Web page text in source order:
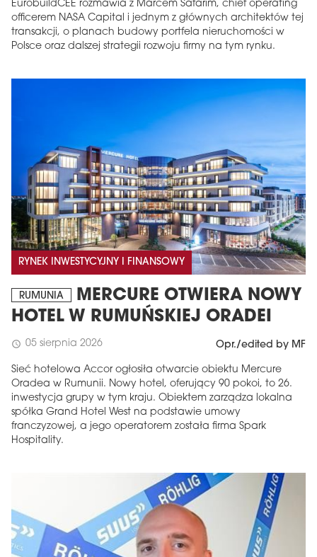
EurobuildCEE rozmawia z Marcem Safarim, chief operating
officerem NASA Capital i jednym z głównych architektów tej
transakcji, o planach budowy portfela nieruchomości w
Polsce oraz dalszej strategii rozwoju firmy na tym rynku.
RYNEK INWESTYCYJNY I FINANSOWY
RUMUNIA
MERCURE OTWIERA NOWY
HOTEL W RUMUŃSKIEJ ORADEI
schedule 05 sierpnia 2026 Opr./edited by MF
Sieć hotelowa Accor ogłosiła otwarcie obiektu Mercure
Oradea w Rumunii. Nowy hotel, oferujący 90 pokoi, to 26.
inwestycja grupy w tym kraju. Obiektem zarządza lokalna
spółka Grand Hotel West na podstawie umowy
franczyzowej, a jego operatorem została firma Spark
Hospitality.